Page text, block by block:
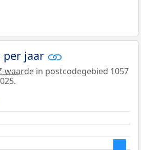
per jaar
waarde in postcodegebied 1057